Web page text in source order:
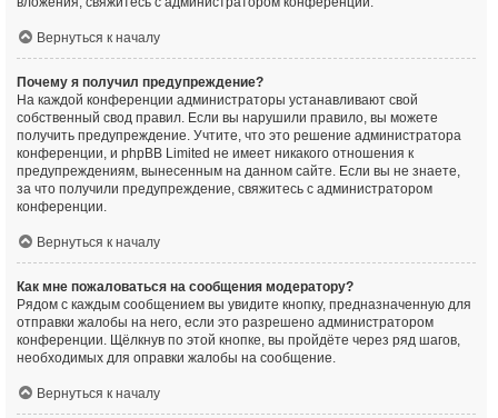
Вернуться к началу
Почему я получил предупреждение?
На каждой конференции администраторы устанавливают свой
собственный свод правил. Если вы нарушили правило, вы можете
получить предупреждение. Учтите, что это решение администратора
конференции, и phpBB Limited не имеет никакого отношения к
предупреждениям, вынесенным на данном сайте. Если вы не знаете,
за что получили предупреждение, свяжитесь с администратором
конференции.
Вернуться к началу
Как мне пожаловаться на сообщения модератору?
Рядом с каждым сообщением вы увидите кнопку, предназначенную для
отправки жалобы на него, если это разрешено администратором
конференции. Щёлкнув по этой кнопке, вы пройдёте через ряд шагов,
необходимых для оправки жалобы на сообщение.
Вернуться к началу